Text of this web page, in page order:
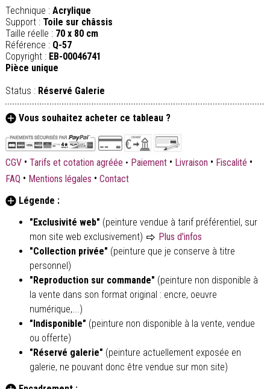
Technique : Acrylique
Support : Toile sur châssis
Taille réelle : 70 x 80 cm
Référence : Q-57
Copyright : EB-00046741
Pièce unique
Status : Réservé Galerie
Vous souhaitez acheter ce tableau ?
CGV • Tarifs et cotation agréée • Paiement • Livraison • Fiscalité •
FAQ • Mentions légales • Contact
Légende :
"Exclusivité web" (peinture vendue à tarif préférentiel, sur
mon site web exclusivement)
Plus d'infos
"Collection privée" (peinture que je conserve à titre
personnel)
"Reproduction sur commande" (peinture non disponible à
la vente dans son format original : encre, oeuvre
numérique,...)
"Indisponible" (peinture non disponible à la vente, vendue
ou offerte)
"Réservé galerie" (peinture actuellement exposée en
galerie, ne pouvant donc être vendue sur mon site)